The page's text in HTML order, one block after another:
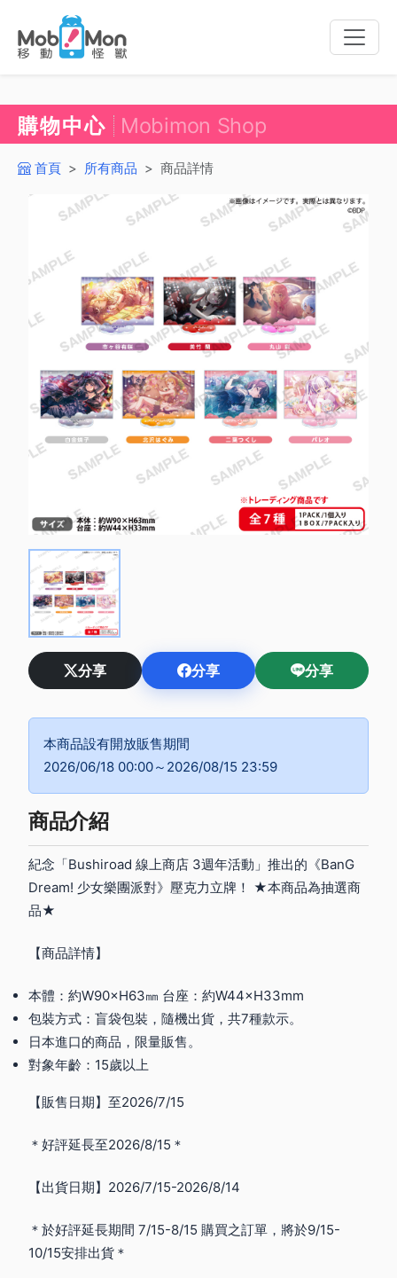
Toggle
購物中心 Mobimon Shop
首頁 所有商品 商品詳情
分享 分享 分享
本商品設有開放販售期間
2026/06/18 00:00～2026/08/15 23:59
商品介紹
紀念「Bushiroad 線上商店 3週年活動」推出的《BanG
Dream! 少女樂團派對》壓克力立牌！ ★本商品為抽選商
品★
【商品詳情】
本體：約W90×H63㎜ 台座：約W44×H33mm
包裝方式：盲袋包裝，隨機出貨，共7種款示。
日本進口的商品，限量販售。
對象年齡：15歲以上
【販售日期】至2026/7/15
＊好評延長至2026/8/15＊
【出貨日期】2026/7/15-2026/8/14
＊於好評延長期間 7/15-8/15 購買之訂單，將於9/15-
10/15安排出貨＊